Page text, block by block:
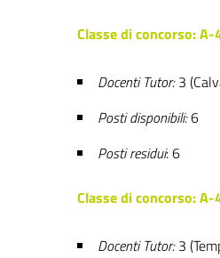
Classe di concorso: A-
Docenti Tutor:3
Posti disponibili:6
Posti residui: 6
Classe di concorso: A-
Docenti Tutor:3